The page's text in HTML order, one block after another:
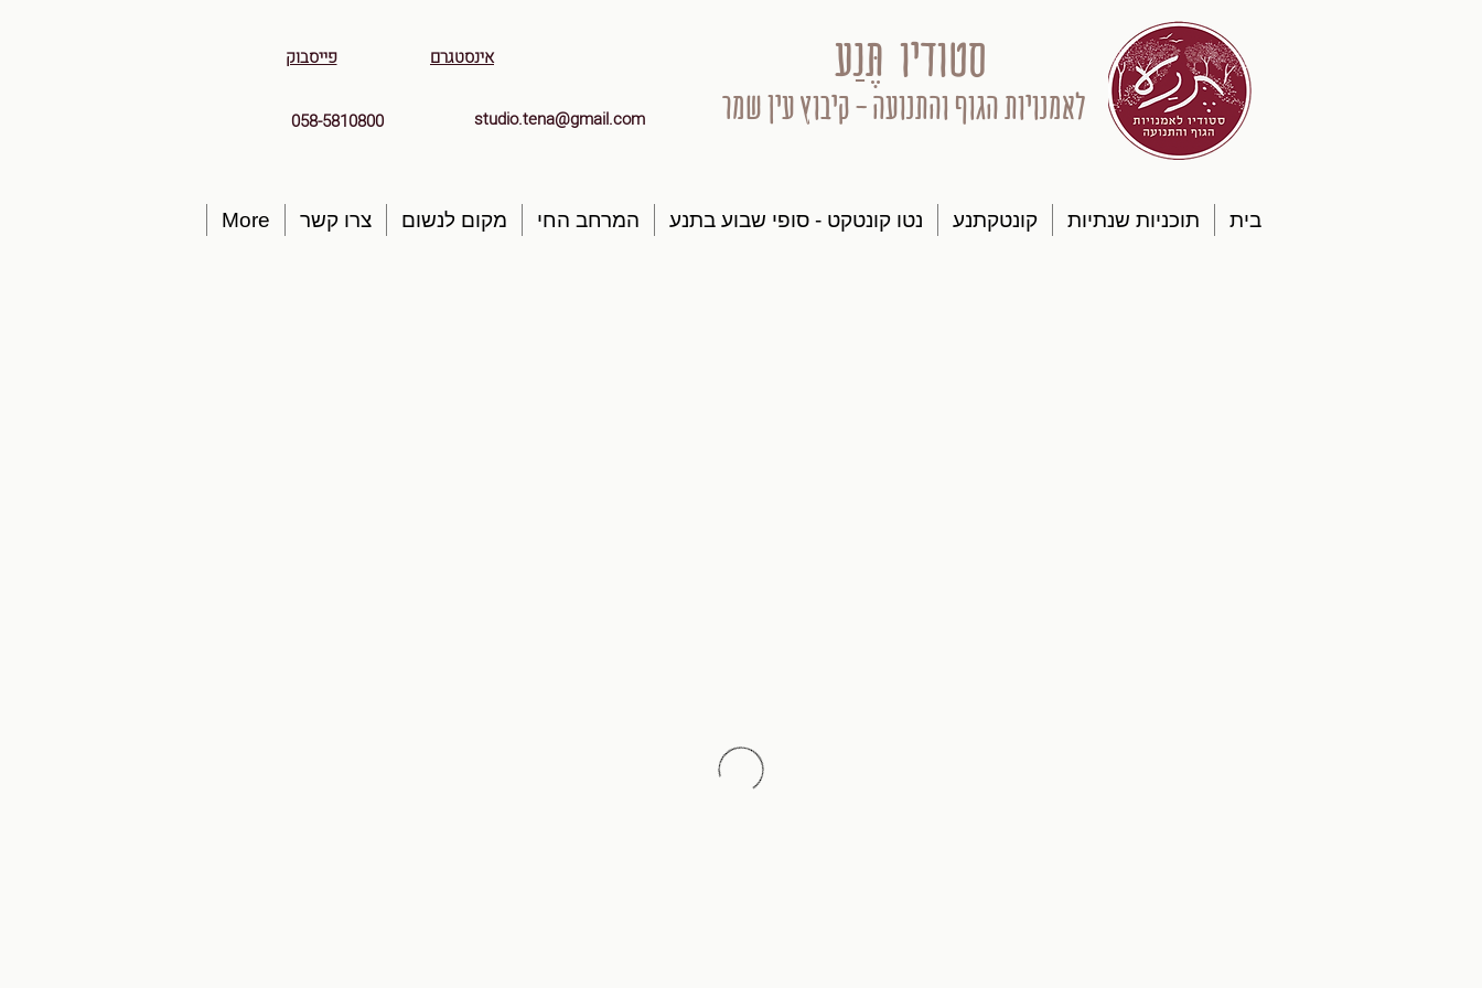
פייסבוק אינסטגרם
058-5810800 studio.tena@gmail.com
סטודיו תֶּנַע
לאמנויות הגוף והתנועה - קיבוץ עין שמר
בית תוכניות שנתיות קונטקתנע נטו קונטקט - סופי שבוע בתנע המרחב החי מקום לנשום צרו קשר More